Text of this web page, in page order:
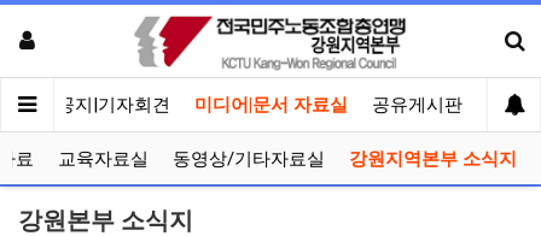
인 공지|기자회견 미디어|문서 자료실 공유게시판 선거
료 교육자료실 동영상/기타자료실 강원지역본부 소식지
강원본부 소식지